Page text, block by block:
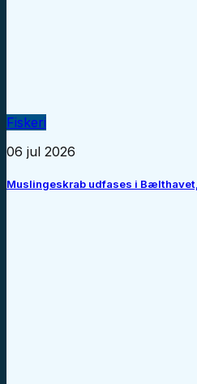
Fiskeri
06 jul 2026
Muslingeskrab udfases i